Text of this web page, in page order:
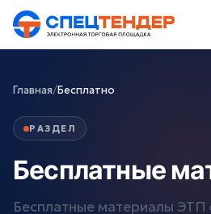
Главная/Бесплатно
РАЗДЕЛ
Бесплатные
Бесплатные материалы